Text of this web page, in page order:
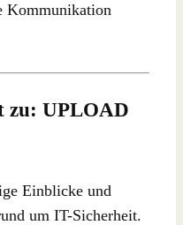
Kommunikation
zu: UPLOAD
Einblicke und
um IT-Sicherheit.